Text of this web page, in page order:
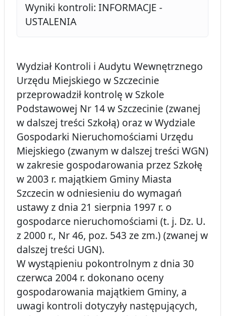
Wyniki kontroli: INFORMACJE -
USTALENIA
Wydział Kontroli i Audytu Wewnętrznego
Urzędu Miejskiego w Szczecinie
przeprowadził kontrolę w Szkole
Podstawowej Nr 14 w Szczecinie (zwanej
w dalszej treści Szkołą) oraz w Wydziale
Gospodarki Nieruchomościami Urzędu
Miejskiego (zwanym w dalszej treści WGN)
w zakresie gospodarowania przez Szkołę
w 2003 r. majątkiem Gminy Miasta
Szczecin w odniesieniu do wymagań
ustawy z dnia 21 sierpnia 1997 r. o
gospodarce nieruchomościami (t. j. Dz. U.
z 2000 r., Nr 46, poz. 543 ze zm.) (zwanej w
dalszej treści UGN).
W wystąpieniu pokontrolnym z dnia 30
czerwca 2004 r. dokonano oceny
gospodarowania majątkiem Gminy, a
uwagi kontroli dotyczyły następujących,